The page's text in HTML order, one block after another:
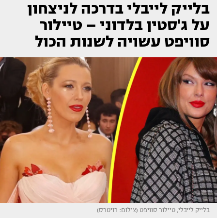
בלייק לייבלי בדרכה לניצחון
על ג'סטין בלדוני – טיילור
סוויפט עשויה לשנות הכול
בלייק לייבלי, טיילור סוויפט (צילום: רויטרס)